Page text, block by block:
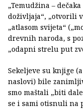
„Temudžina –
doživljaja“, „otvorili
„atlasom svijeta“
drevnih naroda, s
„odapni strelu put
Sekeljeve su knjige
naslovi) bile
smo maštali „biti
se i sami otisnuli na